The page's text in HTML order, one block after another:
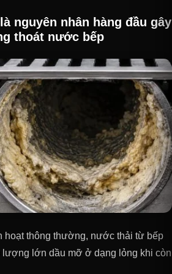
nguyên nhân hàng đầu gây
thoát nước bếp
hoạt thông thường, nước thải từ bếp
lượng lớn dầu mỡ ở dạng lỏng khi còn